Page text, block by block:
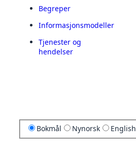
Begreper
Informasjonsmodeller
Tjenester og
hendelser
Bokmål Nynorsk English